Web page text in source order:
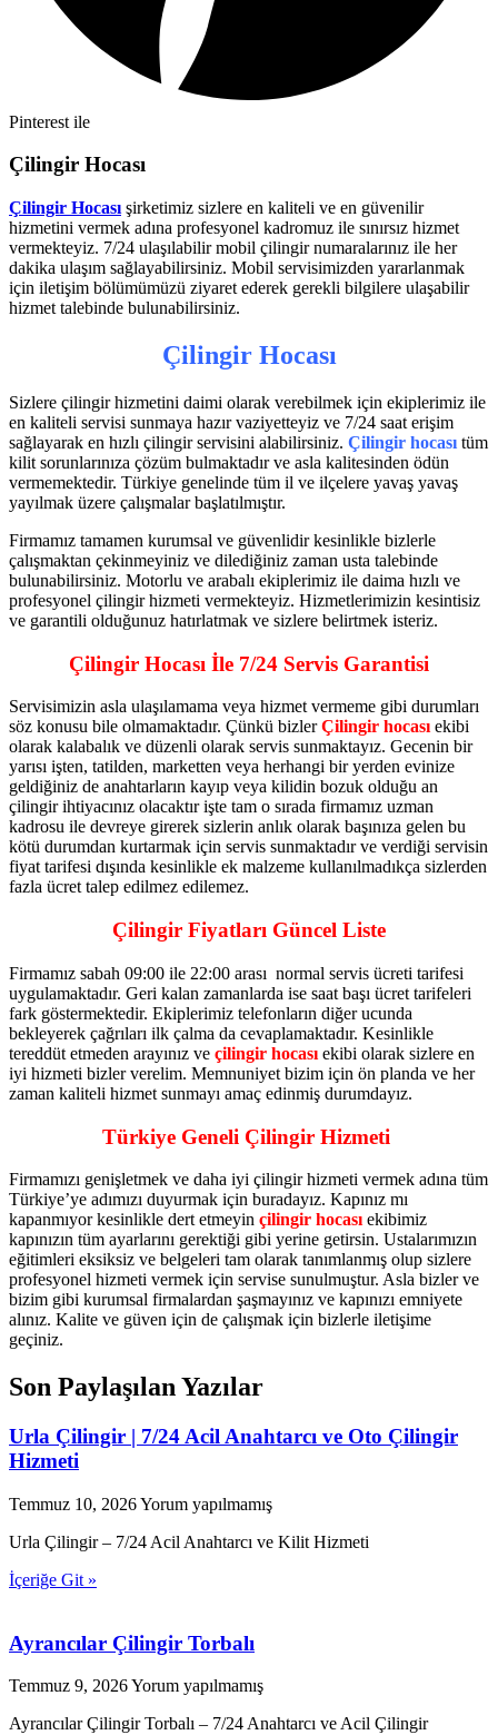
Pinterest ile
Çilingir Hocası
Çilingir Hocası şirketimiz sizlere en kaliteli ve en güvenilir
hizmetini vermek adına profesyonel kadromuz ile sınırsız hizmet
vermekteyiz. 7/24 ulaşılabilir mobil çilingir numaralarınız ile her
dakika ulaşım sağlayabilirsiniz. Mobil servisimizden yararlanmak
için iletişim bölümümüzü ziyaret ederek gerekli bilgilere ulaşabilir
hizmet talebinde bulunabilirsiniz.
Çilingir Hocası
Sizlere çilingir hizmetini daimi olarak verebilmek için ekiplerimiz ile
en kaliteli servisi sunmaya hazır vaziyetteyiz ve 7/24 saat erişim
sağlayarak en hızlı çilingir servisini alabilirsiniz. Çilingir hocası tüm
kilit sorunlarınıza çözüm bulmaktadır ve asla kalitesinden ödün
vermemektedir. Türkiye genelinde tüm il ve ilçelere yavaş yavaş
yayılmak üzere çalışmalar başlatılmıştır.
Firmamız tamamen kurumsal ve güvenlidir kesinlikle bizlerle
çalışmaktan çekinmeyiniz ve dilediğiniz zaman usta talebinde
bulunabilirsiniz. Motorlu ve arabalı ekiplerimiz ile daima hızlı ve
profesyonel çilingir hizmeti vermekteyiz. Hizmetlerimizin kesintisiz
ve garantili olduğunuz hatırlatmak ve sizlere belirtmek isteriz.
Çilingir Hocası İle 7/24 Servis Garantisi
Servisimizin asla ulaşılamama veya hizmet vermeme gibi durumları
söz konusu bile olmamaktadır. Çünkü bizlerÇilingir hocası ekibi
olarak kalabalık ve düzenli olarak servis sunmaktayız. Gecenin bir
yarısı işten, tatilden, marketten veya herhangi bir yerden evinize
geldiğiniz de anahtarların kayıp veya kilidin bozuk olduğu an
çilingir ihtiyacınız olacaktır işte tam o sırada firmamız uzman
kadrosu ile devreye girerek sizlerin anlık olarak başınıza gelen bu
kötü durumdan kurtarmak için servis sunmaktadır ve verdiği servisin
fiyat tarifesi dışında kesinlikle ek malzeme kullanılmadıkça sizlerden
fazla ücret talep edilmez edilemez.
Çilingir Fiyatları Güncel Liste
Firmamız sabah 09:00 ile 22:00 arası normal servis ücreti tarifesi
uygulamaktadır. Geri kalan zamanlarda ise saat başı ücret tarifeleri
fark göstermektedir. Ekiplerimiz telefonların diğer ucunda
bekleyerek çağrıları ilk çalma da cevaplamaktadır. Kesinlikle
tereddüt etmeden arayınız ve çilingir hocası ekibi olarak sizlere en
iyi hizmeti bizler verelim. Memnuniyet bizim için ön planda ve her
zaman kaliteli hizmet sunmayı amaç edinmiş durumdayız.
Türkiye Geneli Çilingir Hizmeti
Firmamızı genişletmek ve daha iyi çilingir hizmeti vermek adına tüm
Türkiye’ye adımızı duyurmak için buradayız. Kapınız mı
kapanmıyor kesinlikle dert etmeyin çilingir hocası ekibimiz
kapınızın tüm ayarlarını gerektiği gibi yerine getirsin. Ustalarımızın
eğitimleri eksiksiz ve belgeleri tam olarak tanımlanmış olup sizlere
profesyonel hizmeti vermek için servise sunulmuştur. Asla bizler ve
bizim gibi kurumsal firmalardan şaşmayınız ve kapınızı emniyete
alınız. Kalite ve güven için de çalışmak için bizlerle iletişime
geçiniz.
Son Paylaşılan Yazılar
Urla Çilingir | 7/24 Acil Anahtarcı ve Oto Çilingir
Hizmeti
Temmuz 10, 2026Yorum yapılmamış
Urla Çilingir – 7/24 Acil Anahtarcı ve Kilit Hizmeti
İçeriğe Git »
Ayrancılar Çilingir Torbalı
Temmuz 9, 2026Yorum yapılmamış
Ayrancılar Çilingir Torbalı – 7/24 Anahtarcı ve Acil Çilingir